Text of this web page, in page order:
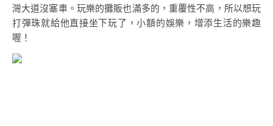
灣大道沒塞車。玩樂的攤販也滿多的，重覆性不高，所以想玩
打彈珠就給他直接坐下玩了，小額的娛樂，增添生活的樂趣
喔！